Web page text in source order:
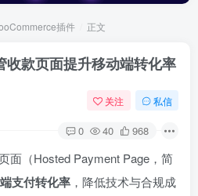
插件 正文
款页面提升移动端转化率
关注 私信
0 40 968
面（Hosted Payment Page，简
支付转化率 ，降低技术与合规成